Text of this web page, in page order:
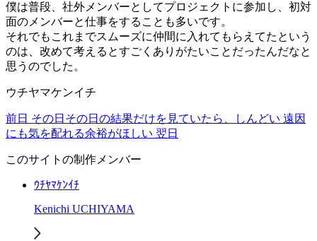
僕は普段、社外メンバーとしてプロジェクトに参加し、初対
面のメンバーと仕事をすることも多いです。
それでもこれまでスムーズに仲間に入れてもらえてたという
のは、改めて考えるとすごくありがたいことだったんだなと
思うのでした。
ウチヤマケンイチ
前日 その日その日の結果だけを見ていたら、しんどい 遠因
にも気を配れる余裕がほしい 翌日
このサイトの制作メンバー
ｳﾁﾔﾏｹﾝｲﾁ
Kenichi UCHIYAMA